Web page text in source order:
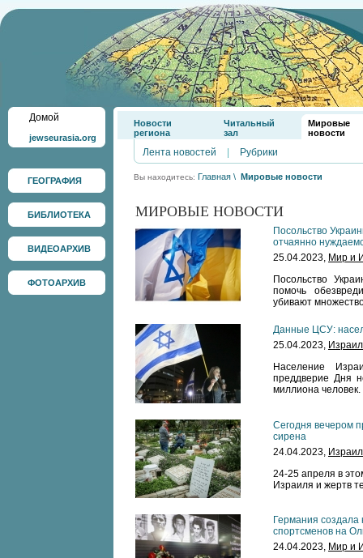
Домой
jewseurasia.org
ГЕОГРАФИЯ
БИБЛИОТЕКА
ВИДЕОАРХИВ
ФОТОАРХИВ
Новости
региона
Читальный
зал
Мировые
новости
Лента новостей Рубрики
Вы находитесь: Главная \ Мировые новости
МИРОВЫЕ НОВОСТИ
Посольство
отчаянно
25.04.2023, Мир и
Посольство
помочь
убивают
Данные ЦСУ:
25.04.2023,
Население
преддверие Дня
миллиона человек.
Сегодня вечером
сирена
24.04.2023,
24-25 апреля в
Израиля и жертв
Германия создала
спортсменов на
24.04.2023, Мир и